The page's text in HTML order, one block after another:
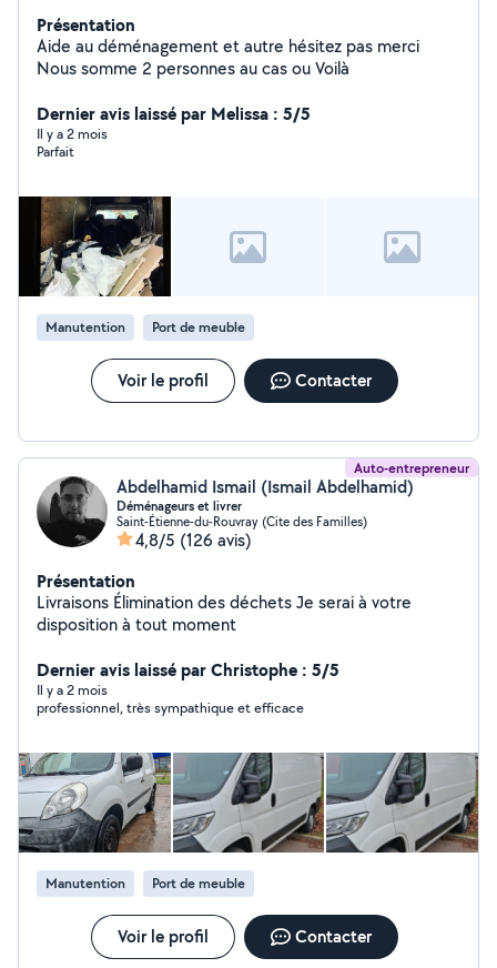
Présentation
Aide au déménagement et autre hésitez pas merci
Nous somme 2 personnes au cas ou Voilà
Dernier avis laissé par Melissa : 5/5
Il y a 2 mois
Parfait
Manutention Port de meuble
Voir le profil Contacter
Auto-entrepreneur
Abdelhamid Ismail (Ismail Abdelhamid)
Déménageurs et livrer
Saint-Étienne-du-Rouvray (Cite des Familles)
4,8/5 (126 avis)
Présentation
Livraisons Élimination des déchets Je serai à votre
disposition à tout moment
Dernier avis laissé par Christophe : 5/5
Il y a 2 mois
professionnel, très sympathique et efficace
Manutention Port de meuble
Voir le profil Contacter